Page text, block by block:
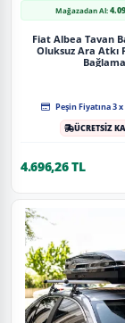
Mağazadan Al:
Fiat Albea Tavan
Oluksuz Ara Atkı
Bağlama
Peşin Fiyatına 3 x
ÜCRETSİZ
4.696,26 TL